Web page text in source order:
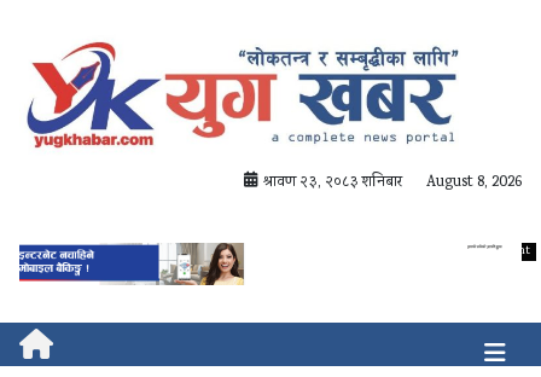
श्रावण २३, २०८३ शनिबार August 8, 2026